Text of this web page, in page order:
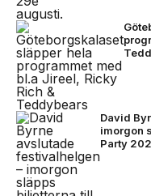
David
imorgon
Party